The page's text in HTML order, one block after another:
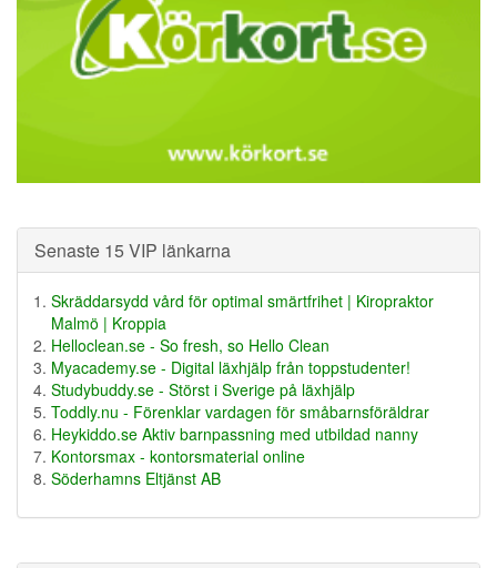
Senaste 15 VIP länkarna
Skräddarsydd vård för optimal smärtfrihet | Kiropraktor
Malmö | Kroppia
Helloclean.se - So fresh, so Hello Clean
Myacademy.se - Digital läxhjälp från toppstudenter!
Studybuddy.se - Störst i Sverige på läxhjälp
Toddly.nu - Förenklar vardagen för småbarnsföräldrar
Heykiddo.se Aktiv barnpassning med utbildad nanny
Kontorsmax - kontorsmaterial online
Söderhamns Eltjänst AB